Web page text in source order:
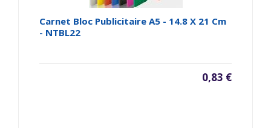
Carnet Bloc Publicitaire A5 - 14.8 X 21 Cm
- NTBL22
0,83 €